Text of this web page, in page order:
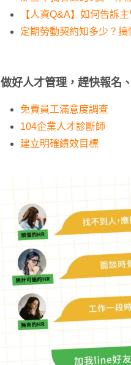
【人資Q&A】如何告訴
定期勞動契約知多少？
做好人才管理，趕快報名
免費員工滿意度調查
104企業人才診斷師
建立明確績效目標